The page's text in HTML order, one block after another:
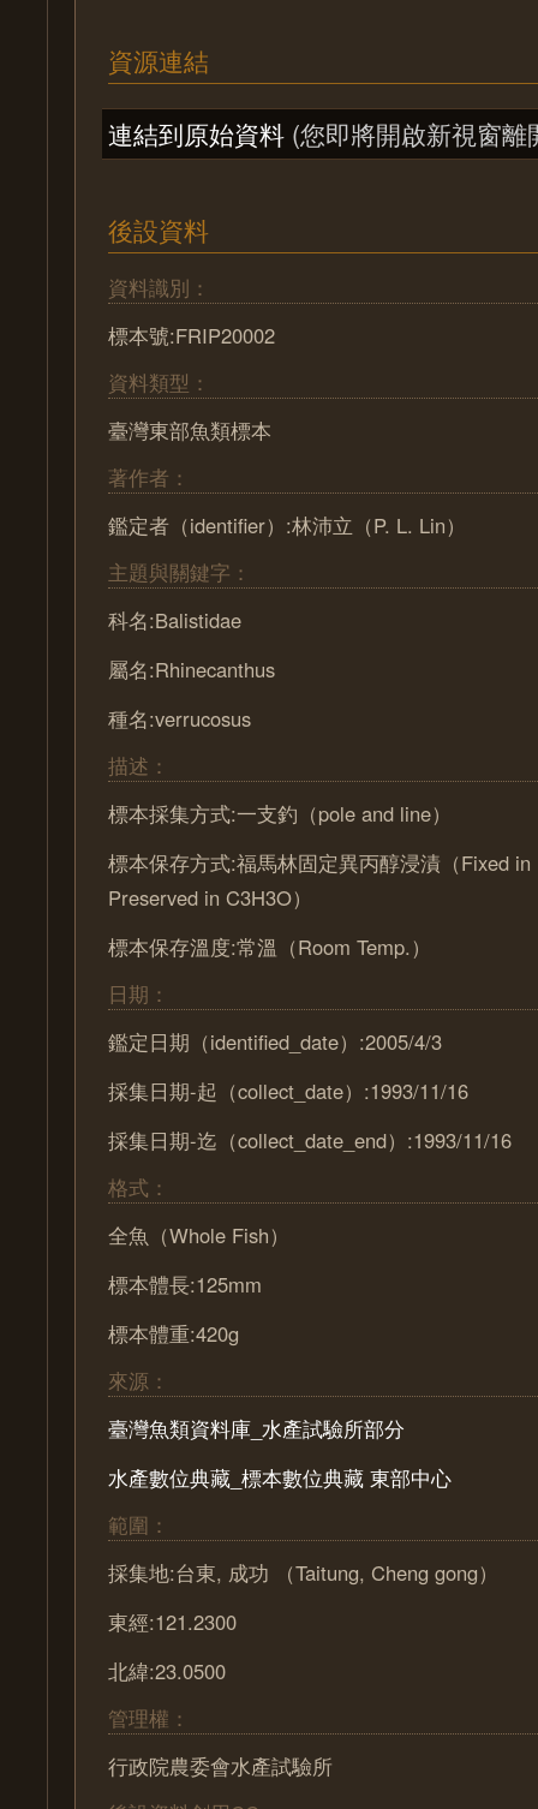
資源連結
連結到原始資料 (您即將開啟新視窗離
後設資料
資料識別：
標本號:FRIP20002
資料類型：
臺灣東部魚類標本
著作者：
鑑定者（identifier）:林沛立（P. L. Lin）
主題與關鍵字：
科名:Balistidae
屬名:Rhinecanthus
種名:verrucosus
描述：
標本採集方式:一支釣（pole and line）
標本保存方式:福馬林固定異丙醇浸漬（Fixed in
Preserved in C3H3O）
標本保存溫度:常溫（Room Temp.）
日期：
鑑定日期（identified_date）:2005/4/3
採集日期-起（collect_date）:1993/11/16
採集日期-迄（collect_date_end）:1993/11/16
格式：
全魚（Whole Fish）
標本體長:125mm
標本體重:420g
來源：
臺灣魚類資料庫_水產試驗所部分
水產數位典藏_標本數位典藏 東部中心
範圍：
採集地:台東, 成功 （Taitung, Cheng gong）
東經:121.2300
北緯:23.0500
管理權：
行政院農委會水產試驗所